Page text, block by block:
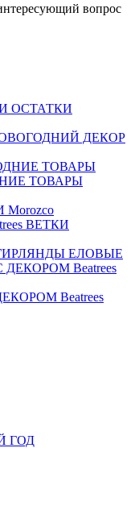
вопрос
ОСТАТКИ
ДЕКОР
ТОВАРЫ
ВЕТКИ
ЕЛОВЫЕ
Beatrees
ГОД